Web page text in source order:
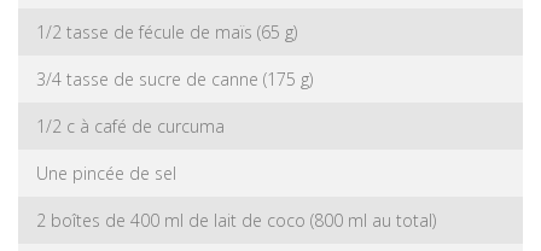
1/2 tasse de fécule de maïs (65 g)
3/4 tasse de sucre de canne (175 g)
1/2 c à café de curcuma
Une pincée de sel
2 boîtes de 400 ml de lait de coco (800 ml au total)